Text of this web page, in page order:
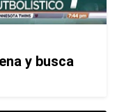
y busca